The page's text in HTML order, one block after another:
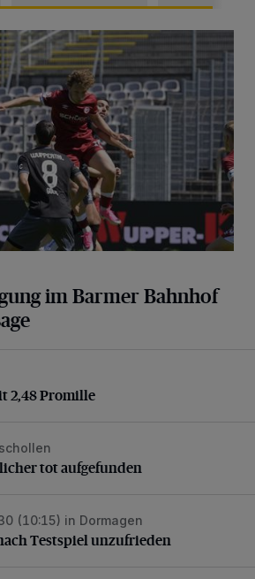
Barmer Bahnhof und klare Ansage
im Barmer Bahnhof
Promille
2,48 Promille
tot aufgefunden
tot aufgefunden
Testspiel unzufrieden
(10:15) in Dormagen
Testspiel unzufrieden